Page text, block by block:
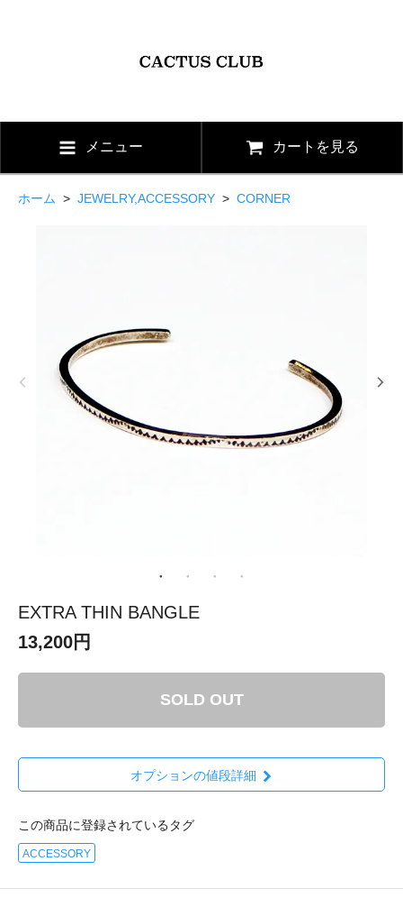
メニュー カートを見る
ホーム > JEWELRY,ACCESSORY > CORNER
EXTRA THIN BANGLE
13,200円
SOLD OUT
オプションの値段詳細
この商品に登録されているタグ
ACCESSORY